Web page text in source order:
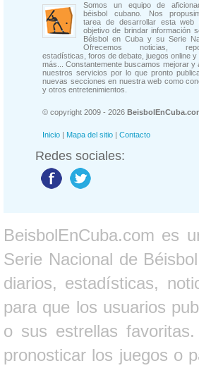
Somos un equipo de
béisbol cubano. Nos
tarea de desarrollar esta web
objetivo de brindar información
Béisbol en Cuba y su Serie
Ofrecemos noticias,
estadísticas, foros de debate, juegos online y
más... Constantemente buscamos mejorar y
nuestros servicios por lo que pronto
nuevas secciones en nuestra web como
y otros entretenimientos.
© copyright 2009 - 2026
Inicio | Mapa del sitio | Contacto
Redes sociales:
BeisbolEnCuba.com es
Serie Nacional de
diarios, estadísticas,
para que los usuarios
o sus estrellas
pronosticar los juegos o